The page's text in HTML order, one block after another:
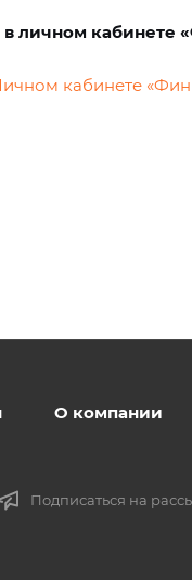
в личном кабинете
кабинете
О компании
Подписаться на